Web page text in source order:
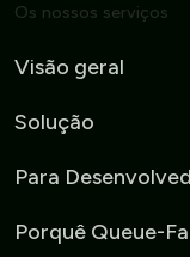
Os nossos serviços
Visão geral
Solução
Para
Porquê Queue-